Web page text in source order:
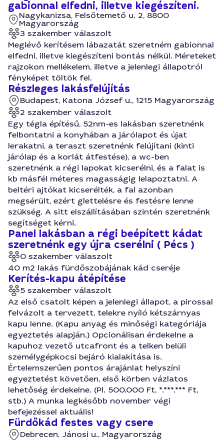
gabionnal elfedni, illetve kiegészíteni.
Nagykanizsa, Felsőtemető u. 2, 8800
Magyarország
3 szakember válaszolt
Meglévő kerítésem lábazatát szeretném gabionnal
elfedni, illetve kiegészíteni bontás nélkül. Méreteket
rajzokon mellékelem, illetve a jelenlegi állapotról
fényképet töltök fel.
Részleges lakásfelújítás
Budapest, Katona József u., 1215 Magyarország
2 szakember válaszolt
Egy tégla építésű, 52nm-es lakásban szeretnénk
felbontatni a konyhában a járólapot és újat
lerakatni, a teraszt szeretnénk felújítani (kinti
járólap és a korlát átfestése), a wc-ben
szeretnénk a régi lapokat kicserélni, és a falat is
kb másfél méteres magasságig lelapoztatni. A
beltéri ajtókat kicserélték, a fal azonban
megsérült, ezért glettelésre és festésre lenne
szükség. A sitt elszállításában szintén szeretnénk
segítséget kérni.
Panel lakásban a régi beépített kádat
szeretnénk egy újra cserélni ( Pécs )
0 szakember válaszolt
40 m2 lakás fürdőszobájának kád cseréje
Kerítés-kapu átépítése
5 szakember válaszolt
Az első csatolt képen a jelenlegi állapot, a pirossal
felvázolt a tervezett, telekre nyíló kétszárnyas
kapu lenne. (Kapu anyag és minőségi kategóriája
egyeztetés alapján.) Opcionálisan érdekelne a
kapuhoz vezető utcafront és a telken belüli
személygépkocsi bejáró kialakítása is.
Értelemszerűen pontos árajánlat helyszíni
egyeztetést követően, első körben vázlatos
lehetőség érdekelne. (Pl. 500.000 Ft, *.***.*** Ft,
stb.) A munka legkésőbb november végi
befejezéssel aktuális!
Fürdőkád festes vagy csere
Debrecen, Jánosi u., Magyarország